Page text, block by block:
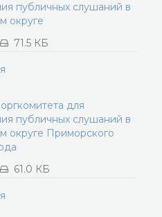
публичных слушаний в
округе
71.5 КБ
для
публичных слушаний в
округе Приморского
61.0 КБ